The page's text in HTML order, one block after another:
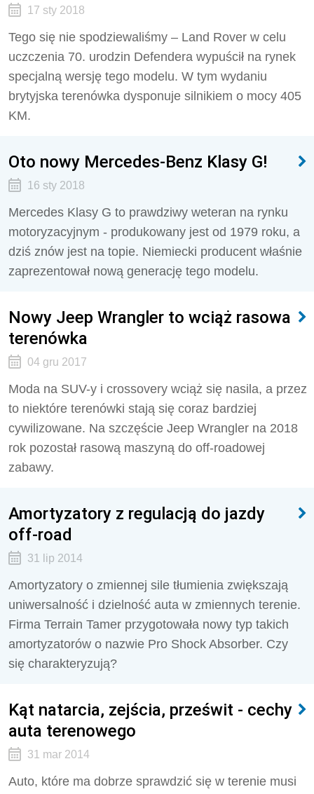
17 sty 2018
Tego się nie spodziewaliśmy – Land Rover w celu
uczczenia 70. urodzin Defendera wypuścił na rynek
specjalną wersję tego modelu. W tym wydaniu
brytyjska terenówka dysponuje silnikiem o mocy 405
KM.
Oto nowy Mercedes-Benz Klasy G!
16 sty 2018
Mercedes Klasy G to prawdziwy weteran na rynku
motoryzacyjnym - produkowany jest od 1979 roku, a
dziś znów jest na topie. Niemiecki producent właśnie
zaprezentował nową generację tego modelu.
Nowy Jeep Wrangler to wciąż rasowa
terenówka
04 gru 2017
Moda na SUV-y i crossovery wciąż się nasila, a przez
to niektóre terenówki stają się coraz bardziej
cywilizowane. Na szczęście Jeep Wrangler na 2018
rok pozostał rasową maszyną do off-roadowej
zabawy.
Amortyzatory z regulacją do jazdy
off-road
31 lip 2014
Amortyzatory o zmiennej sile tłumienia zwiększają
uniwersalność i dzielność auta w zmiennych terenie.
Firma Terrain Tamer przygotowała nowy typ takich
amortyzatorów o nazwie Pro Shock Absorber. Czy
się charakteryzują?
Kąt natarcia, zejścia, prześwit - cechy
auta terenowego
31 mar 2014
Auto, które ma dobrze sprawdzić się w terenie musi